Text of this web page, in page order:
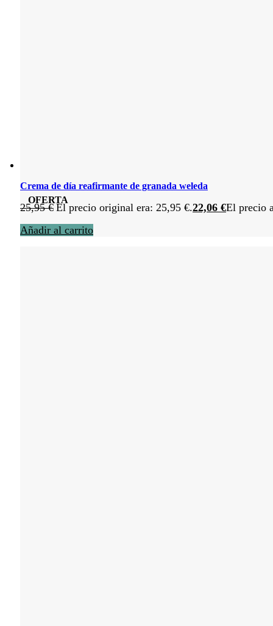
OFERTA
Crema de día reafirmante de granada weleda
25,95€ El precio original era: 25,95 €.22,06 €El precio
Añadir al carrito